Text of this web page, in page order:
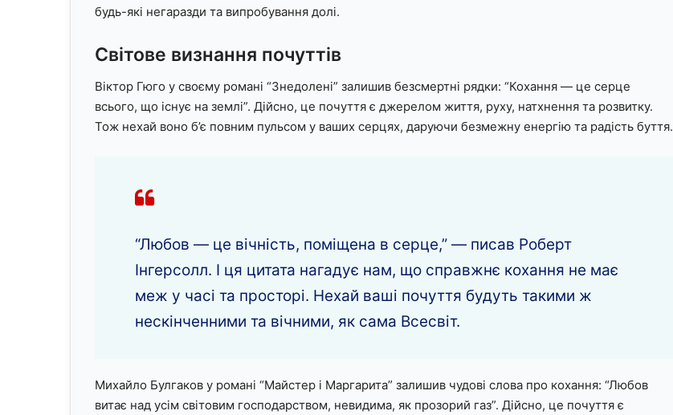
будь-які негаразди та випробування долі.
Світове визнання почуттів
Віктор Гюго у своєму романі “Знедолені” залишив безсмертні рядки: “Кохання — це серце
всього, що існує на землі”. Дійсно, це почуття є джерелом життя, руху, натхнення та розвитку.
Тож нехай воно б’є повним пульсом у ваших серцях, даруючи безмежну енергію та радість буття.
“Любов — це вічність, поміщена в серце,” — писав Роберт
Інгерсолл. І ця цитата нагадує нам, що справжнє кохання не має
меж у часі та просторі. Нехай ваші почуття будуть такими ж
нескінченними та вічними, як сама Всесвіт.
Михайло Булгаков у романі “Майстер і Маргарита” залишив чудові слова про кохання: “Любов
витає над усім світовим господарством, невидима, як прозорий газ”. Дійсно, це почуття є